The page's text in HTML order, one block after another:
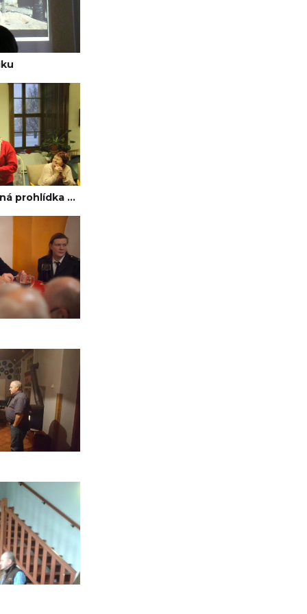
Odpolední komentovaná prohlídka Slavkova a návštěva městské knihovny